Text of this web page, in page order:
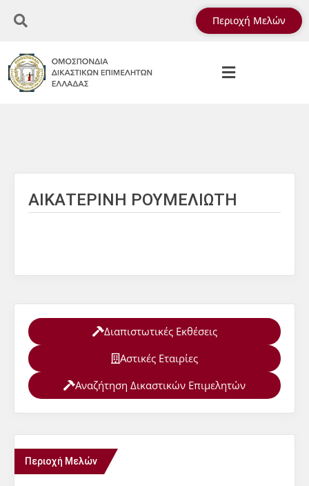
Περιοχή Μελών
ΑΙΚΑΤΕΡΙΝΗ ΡΟΥΜΕΛΙΩΤΗ
Διαπιστωτικές Εκθέσεις
Αστικές Εταιρίες
Αναζήτηση Δικαστικών Επιμελητών
Περιοχή Μελών